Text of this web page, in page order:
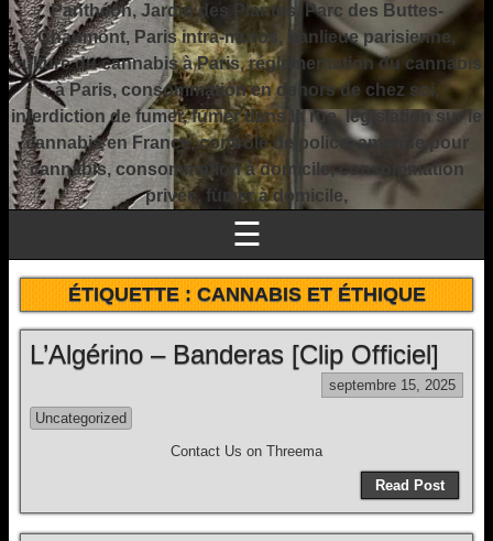
Panthéon, Jardin des Plantes, Parc des Buttes-
Chaumont, Paris intra-muros, banlieue parisienne,
culture du cannabis à Paris, réglementation du cannabis
à Paris, consommation en dehors de chez soi,
interdiction de fumer, fumer dans la rue, législation sur le
cannabis en France, contrôle de police, amende pour
cannabis, consommation à domicile, consommation
privée, fumer à domicile,
☰
ÉTIQUETTE :CANNABIS ET ÉTHIQUE
L’Algérino – Banderas [Clip Officiel]
septembre 15, 2025
Uncategorized
Contact Us on Threema
Read Post